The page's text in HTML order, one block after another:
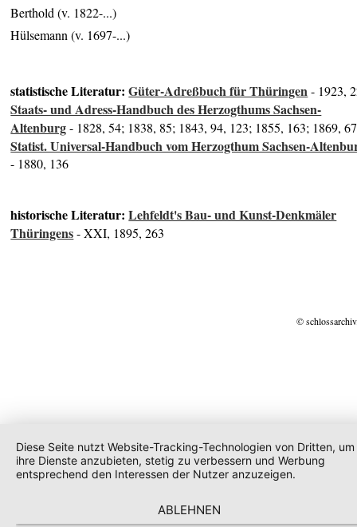
Berthold (v. 1822-...)
Hülsemann (v. 1697-...)
statistische Literatur:Güter-Adreßbuch für Thüringen- 1923,
Staats- und Adress-Handbuch des Herzogthums Sachsen-
Altenburg- 1828, 54; 1838, 85; 1843, 94, 123; 1855, 163; 1869, 67
Statist. Universal-Handbuch vom Herzogthum Sachsen-
- 1880, 136
historische Literatur:Lehfeldt's Bau- und Kunst-Denkmäler
Thüringens- XXI, 1895, 263
©
Diese Seite nutzt Website-Tracking-Technologien von Dritten, um
ihre Dienste anzubieten, stetig zu verbessern und Werbung
entsprechend den Interessen der Nutzer anzuzeigen.
ABLEHNEN